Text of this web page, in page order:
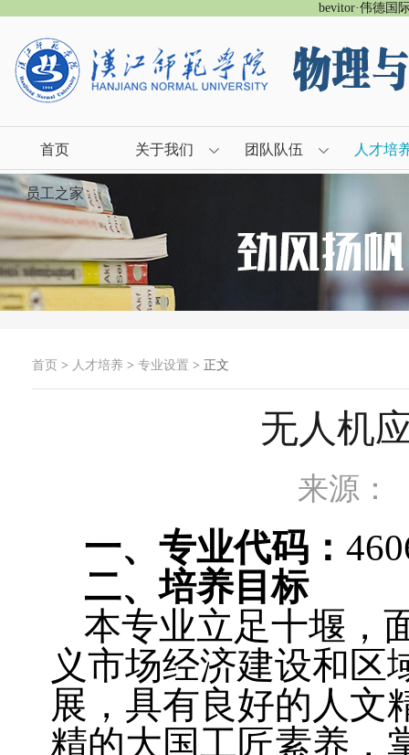
bevitor·伟德国
首页 关于我们 团队队伍 人才培
员工之家
首页 > 人才培养 > 专业设置 > 正文
无人机
来源：
一、专业代码：
二、培养目标
本专业立足十堰，
义市场经济建设和区
展，具有良好的人文
精的大国工匠素养，